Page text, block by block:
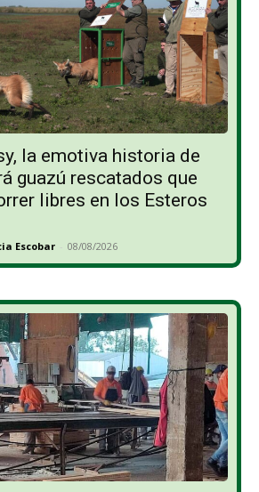
la emotiva historia de
guazú rescatados que
libres en los Esteros
Escobar - 08/08/2026